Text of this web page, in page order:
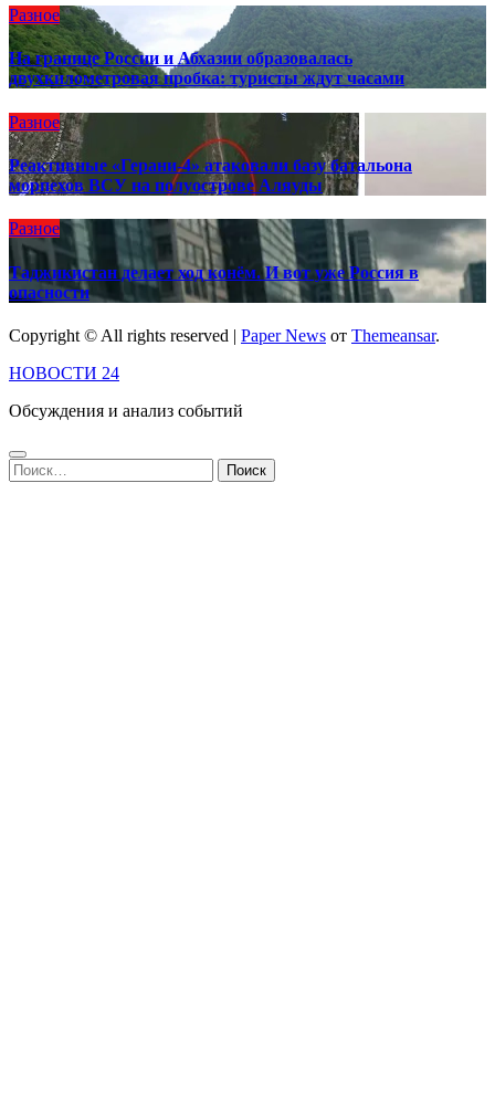
Разное
На границе России и Абхазии образовалась
двухкилометровая пробка: туристы ждут часами
Разное
Реактивные «Герани-4» атаковали базу батальона
морпехов ВСУ на полуострове Аляуды
Разное
Таджикистан делает ход конём. И вот уже Россия в
опасности
Copyright © All rights reserved | Paper News от Themeansar.
НОВОСТИ 24
Обсуждения и анализ событий
Найти: